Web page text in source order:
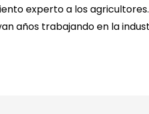
experto a los
años trabajando en la